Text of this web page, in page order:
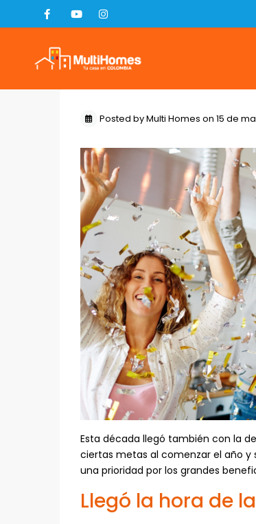
Posted by Multi Homes on 15 de
Esta década llegó también con la
ciertas metas al comenzar el año y
una prioridad por los grandes
Llegó la hora de